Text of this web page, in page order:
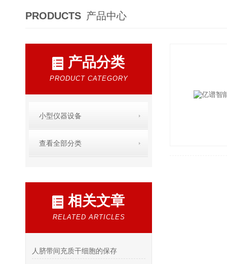
PRODUCTS 产品中心
产品分类
PRODUCT CATEGORY
小型仪器设备
查看全部分类
相关文章
RELATED ARTICLES
人脐带间充质干细胞的保存